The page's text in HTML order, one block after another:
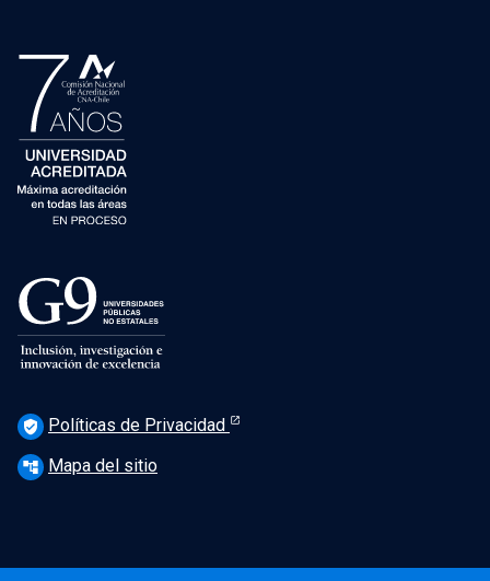
verified_user Políticas de Privacidad
account_tree Mapa del sitio